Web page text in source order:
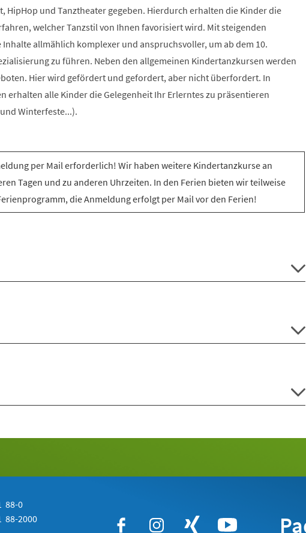
HipHop und Tanztheater gegeben. Hierdurch erhalten die Kinder die
welcher Tanzstil von Ihnen favorisiert wird. Mit steigenden
allmählich komplexer und anspruchsvoller, um ab dem 10.
zu führen. Neben den allgemeinen Kindertanzkursen werden
Hier wird gefördert und gefordert, aber nicht überfordert. In
erhalten alle Kinder die Gelegenheit Ihr Erlerntes zu präsentieren
Winterfeste...).
per Mail erforderlich! Wir haben weitere Kindertanzkurse an
Tagen und zu anderen Uhrzeiten. In den Ferien bieten wir teilweise
die Anmeldung erfolgt per Mail vor den Ferien!
88-0
88-2000